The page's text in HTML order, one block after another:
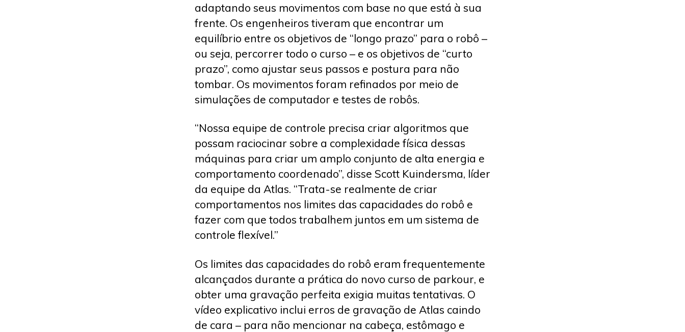
adaptando seus movimentos com base no que está à sua
frente. Os engenheiros tiveram que encontrar um
equilíbrio entre os objetivos de “longo prazo” para o robô –
ou seja, percorrer todo o curso – e os objetivos de “curto
prazo”, como ajustar seus passos e postura para não
tombar. Os movimentos foram refinados por meio de
simulações de computador e testes de robôs.
“Nossa equipe de controle precisa criar algoritmos que
possam raciocinar sobre a complexidade física dessas
máquinas para criar um amplo conjunto de alta energia e
comportamento coordenado”, disse Scott Kuindersma, líder
da equipe da Atlas. “Trata-se realmente de criar
comportamentos nos limites das capacidades do robô e
fazer com que todos trabalhem juntos em um sistema de
controle flexível.”
Os limites das capacidades do robô eram frequentemente
alcançados durante a prática do novo curso de parkour, e
obter uma gravação perfeita exigia muitas tentativas. O
vídeo explicativo inclui erros de gravação de Atlas caindo
de cara – para não mencionar na cabeça, estômago e